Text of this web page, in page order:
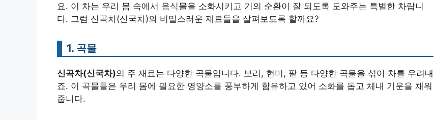
요. 이 차는 우리 몸 속에서 음식물을 소화시키고 기의 순환이 잘 되도록 도와주는 특별한 차랍니
다. 그럼 신곡차(신국차)의 비밀스러운 재료들을 살펴보도록 할까요?
1. 곡물
신곡차(신국차)의 주 재료는 다양한 곡물입니다. 보리, 현미, 팥 등 다양한 곡물을 섞어 차를 우려내
죠. 이 곡물들은 우리 몸에 필요한 영양소를 풍부하게 함유하고 있어 소화를 돕고 체내 기운을 채워
줍니다.